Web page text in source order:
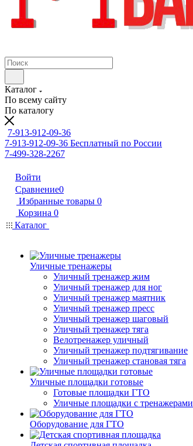
Каталог
По всему сайту
По каталогу
7-913-912-09-36
7-913-912-09-36 Бесплатный по России
7-499-328-2267
Войти
Сравнение0
Избранные товары 0
Корзина 0
Каталог
Уличные тренажеры
Уличный тренажер жим
Уличный тренажер для ног
Уличный тренажер маятник
Уличный тренажер пресс
Уличный тренажер шаговый
Уличный тренажер тяга
Велотренажер уличный
Уличный тренажер подтягивание
Уличный тренажер становая тяга
Уличные площадки готовые
Готовые площадки ГТО
Уличные площадки с тренажерами
Оборудование для ГТО